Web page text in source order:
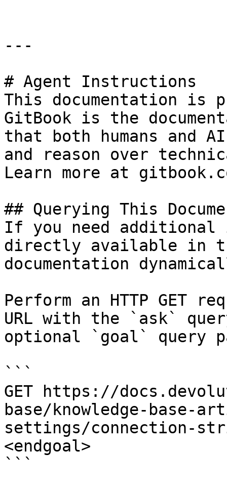
---
# Agent Instructions
This documentation is
GitBook is the
that both humans and
and reason over
Learn more at
## Querying This
If you need
directly available in
documentation
Perform an HTTP GET
URL with the `ask`
optional `goal` query
```
GET https://
base/knowledge-base-
settings/connection-
<endgoal>
```